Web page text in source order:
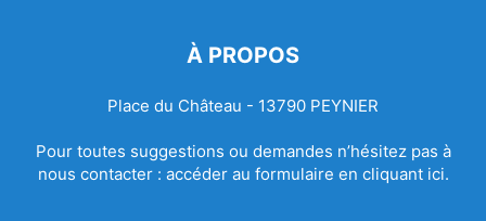
À PROPOS
Place du Château - 13790 PEYNIER
Pour toutes suggestions ou demandes n’hésitez pas à
nous contacter : accéder au formulaire en cliquant ici.